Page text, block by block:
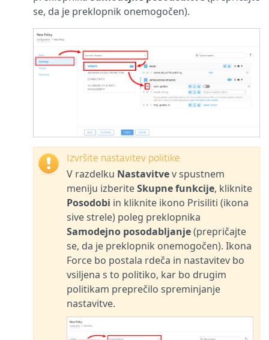
se, da je preklopnik onemogočen).
Izvršite nastavitev politike
V razdelku Nastavitvev spustnem
meniju izberiteSkupne funkcije, kliknite
Posodobi in kliknite ikono Prisiliti (ikona
sive strele) poleg preklopnika
Samodejno posodabljanje(prepričajte
se, da je preklopnik onemogočen). Ikona
Force bo postala rdeča in nastavitev bo
vsiljena s to politiko, kar bo drugim
politikam preprečilo spreminjanje
nastavitve.